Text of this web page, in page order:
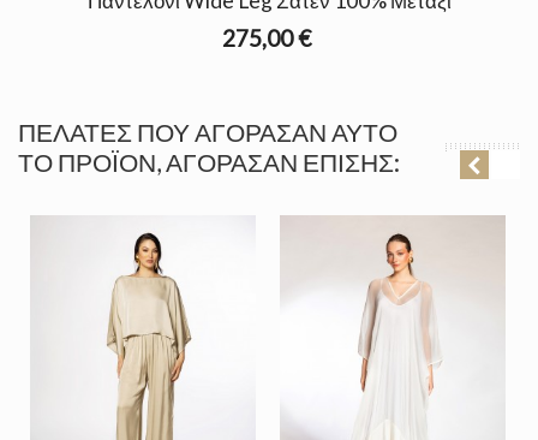
275,00 €
ΠΕΛΆΤΕΣ ΠΟΥ ΑΓΌΡΑΣΑΝ ΑΥΤΌ
ΤΟ ΠΡΟΪΌΝ, ΑΓΌΡΑΣΑΝ ΕΠΊΣΗΣ: